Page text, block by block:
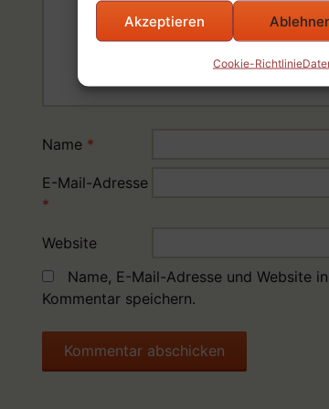
Akzeptieren
Cookie-Richtlinie
Name *
E-Mail-Adresse
*
Website
Name, E-Mail-Adresse und Website
Kommentar speichern.